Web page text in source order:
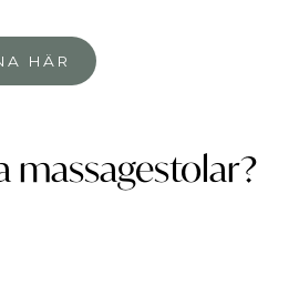
HÄR
massagestolar?